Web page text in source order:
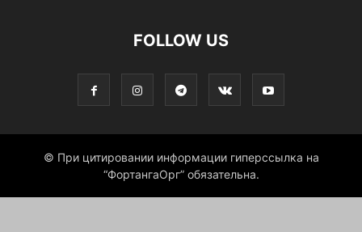
FOLLOW US
© При цитировании информации гиперссылка на
“ФортангаОрг” обязательна.